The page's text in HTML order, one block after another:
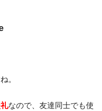
。
なので、友達同士でも使